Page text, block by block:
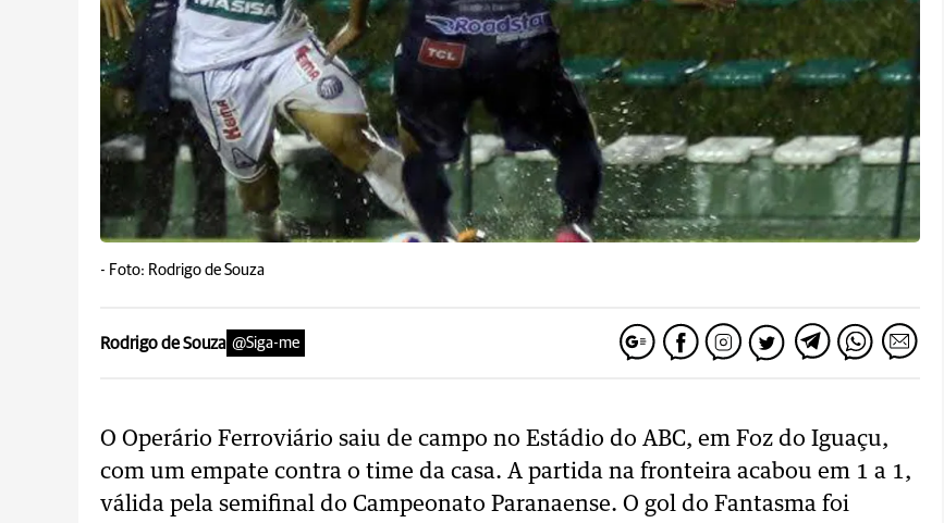
- Foto: Rodrigo de Souza
Rodrigo de Souza @Siga-me
O Operário Ferroviário saiu de campo no Estádio do ABC, em Foz do Iguaçu,
com um empate contra o time da casa. A partida na fronteira acabou em 1 a 1,
válida pela semifinal do Campeonato Paranaense. O gol do Fantasma foi